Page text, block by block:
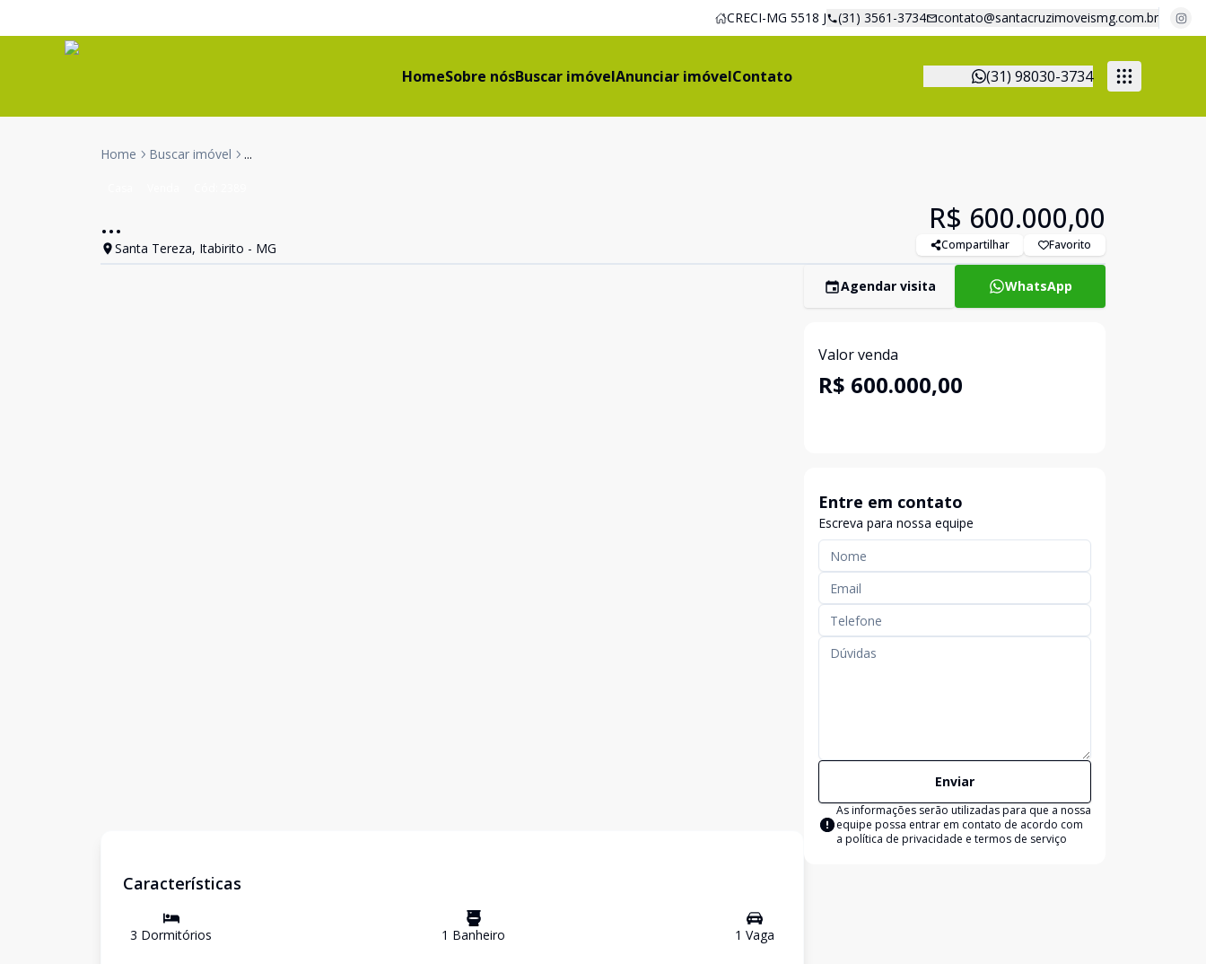
CRECI-MG 5518 J (31) 3561-3734 contato@santacruzimoveismg.com.br
HomeSobre nósBuscar imóvelAnunciar imóvelContato (31) 98030-3734
Home Buscar imóvel ...
...
Santa Tereza, Itabirito - MG
R$ 600.000,00
Compartilhar Favorito
Características
3 Dormitórios 1 Banheiro 1 Vaga
Agendar visita WhatsApp
Valor venda
R$ 600.000,00
Entre em contato
Escreva para nossa equipe
Enviar
As informações serão utilizadas para que a nossa
equipe possa entrar em contato de acordo com
a política de privacidade e termos de serviço